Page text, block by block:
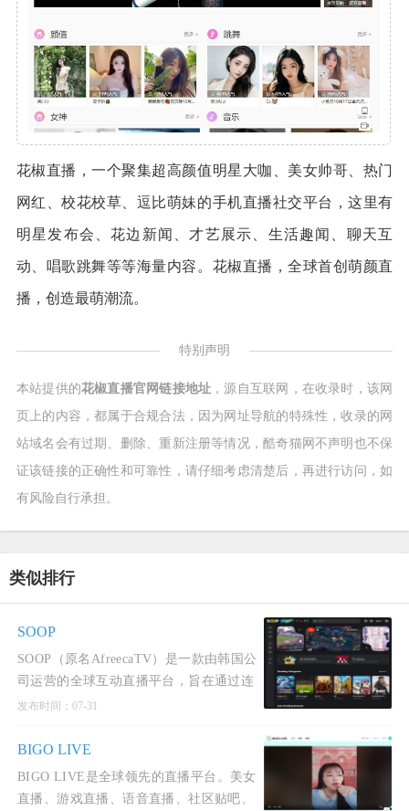
花椒直播，一个聚集超高颜值明星大咖、美女帅哥、热门
网红、校花校草、逗比萌妹的手机直播社交平台，这里有
明星发布会、花边新闻、才艺展示、生活趣闻、聊天互
动、唱歌跳舞等等海量内容。花椒直播，全球首创萌颜直
播，创造最萌潮流。
特别声明
本站提供的花椒直播官网链接地址 ，源自互联网，在收录时，该网
页上的内容，都属于合规合法，因为网址导航的特殊性，收录的网
站域名会有过期、删除、重新注册等情况，酷奇猫网不声明也不保
证该链接的正确性和可靠性，请仔细考虑清楚后，再进行访问，如
有风险自行承担。
类似排行
SOOP
SOOP（原名AfreecaTV）是一款由韩国公
司运营的全球互动直播平台，旨在通过连
接用户与世界，提供丰富多样的内容和功
发布时间：07-31
BIGO LIVE
BIGO LIVE是全球领先的直播平台。美女
直播、游戏直播、语音直播、社区贴吧、